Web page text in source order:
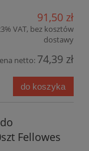
91,50 zł
VAT, bez kosztów
dostawy
netto: 74,39 zł
do koszyka
Fellowes